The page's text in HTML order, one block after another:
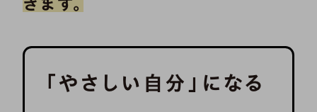
きます。
「やさしい自分」になる